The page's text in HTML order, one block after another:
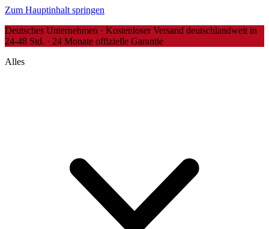
Zum Hauptinhalt springen
Deutsches Unternehmen · Kostenloser Versand deutschlandweit in
24-48 Std. · 24 Monate offizielle Garantie
Alles